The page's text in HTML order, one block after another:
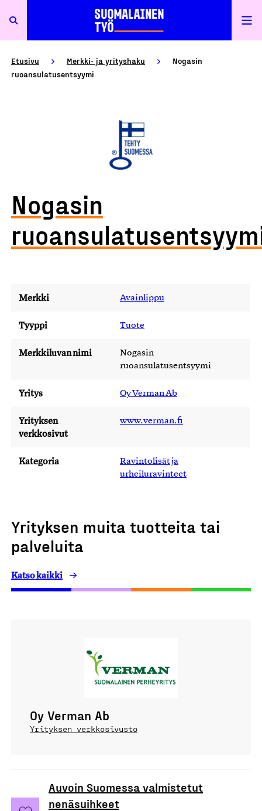
Etusivu Merkki- ja yrityshaku
Nogasin
ruoansulatusentsyymi
Nogasin
Merkki Avainlippu
Tyyppi Tuote
Merkkiluvan nimi
Nogasin
ruoansulatusentsyymi
Yritys Oy Verman Ab
Yrityksen
verkkosivut
www.verman.fi
Kategoria
Ravintolisät ja
urheiluravinteet
Yrityksen muita tuotteita tai
palveluita
Katso kaikki
Oy Verman Ab
Yrityksen verkkosivusto
Auvoin Suomessa valmistetut
nenäsuihkeet